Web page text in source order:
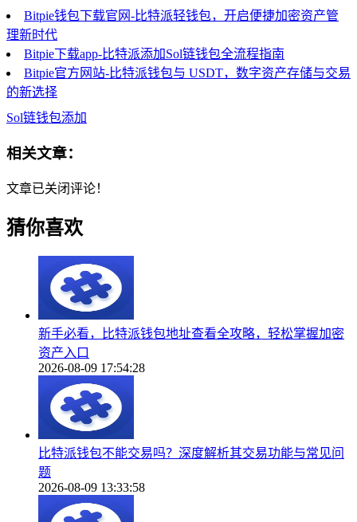
Bitpie钱包下载官网-比特派轻钱包，开启便捷加密资产管
理新时代
Bitpie下载app-比特派添加Sol链钱包全流程指南
Bitpie官方网站-比特派钱包与 USDT，数字资产存储与交易
的新选择
Sol链钱包添加
相关文章：
文章已关闭评论！
猜你喜欢
新手必看，比特派钱包地址查看全攻略，轻松掌握加密
资产入口
2026-08-09 17:54:28
比特派钱包不能交易吗？深度解析其交易功能与常见问
题
2026-08-09 13:33:58